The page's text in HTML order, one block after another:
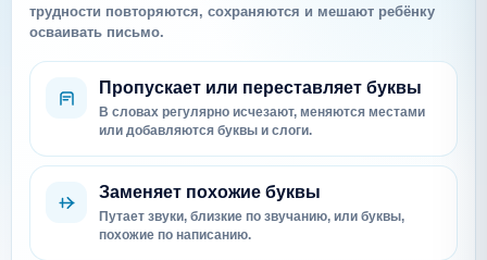
трудности повторяются, сохраняются и мешают ребёнку
осваивать письмо.
Пропускает или переставляет буквы
В словах регулярно исчезают, меняются местами
или добавляются буквы и слоги.
Заменяет похожие буквы
Путает звуки, близкие по звучанию, или буквы,
похожие по написанию.